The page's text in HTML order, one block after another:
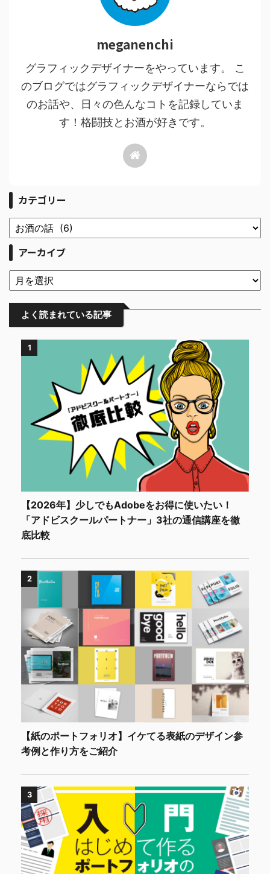
meganenchi
グラフィックデザイナーをやっています。 こ
のブログではグラフィックデザイナーならでは
のお話や、日々の色んなコトを記録していま
す！格闘技とお酒が好きです。
カテゴリー
アーカイブ
よく読まれている記事
1
【2026年】少しでもAdobeをお得に使いたい！
「アドビスクールパートナー」3社の通信講座を徹
底比較
2
【紙のポートフォリオ】イケてる表紙のデザイン参
考例と作り方をご紹介
3